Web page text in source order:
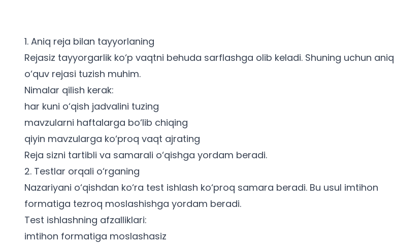
1. Aniq reja bilan tayyorlaning
Rejasiz tayyorgarlik ko‘p vaqtni behuda sarflashga olib keladi. Shuning uchun aniq
o‘quv rejasi tuzish muhim.
Nimalar qilish kerak:
har kuni o‘qish jadvalini tuzing
mavzularni haftalarga bo‘lib chiqing
qiyin mavzularga ko‘proq vaqt ajrating
Reja sizni tartibli va samarali o‘qishga yordam beradi.
2. Testlar orqali o‘rganing
Nazariyani o‘qishdan ko‘ra test ishlash ko‘proq samara beradi. Bu usul imtihon
formatiga tezroq moslashishga yordam beradi.
Test ishlashning afzalliklari:
imtihon formatiga moslashasiz